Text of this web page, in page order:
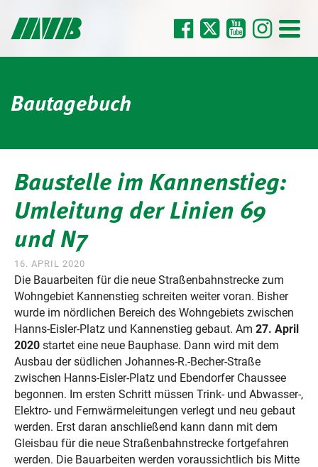
Bautagebuch
Baustelle im Kannenstieg:
Umleitung der Linien 69
und N7
16. APRIL 2020
Die Bauarbeiten für die neue Straßenbahnstrecke zum
Wohngebiet Kannenstieg schreiten weiter voran. Bisher
wurde im nördlichen Bereich des Wohngebiets zwischen
Hanns-Eisler-Platz und Kannenstieg gebaut. Am 27. April
2020 startet eine neue Bauphase. Dann wird mit dem
Ausbau der südlichen Johannes-R.-Becher-Straße
zwischen Hanns-Eisler-Platz und Ebendorfer Chaussee
begonnen. Im ersten Schritt müssen Trink- und Abwasser-,
Elektro- und Fernwärmeleitungen verlegt und neu gebaut
werden. Erst daran anschließend kann dann mit dem
Gleisbau für die neue Straßenbahnstrecke fortgefahren
werden. Die Bauarbeiten werden voraussichtlich bis Mitte